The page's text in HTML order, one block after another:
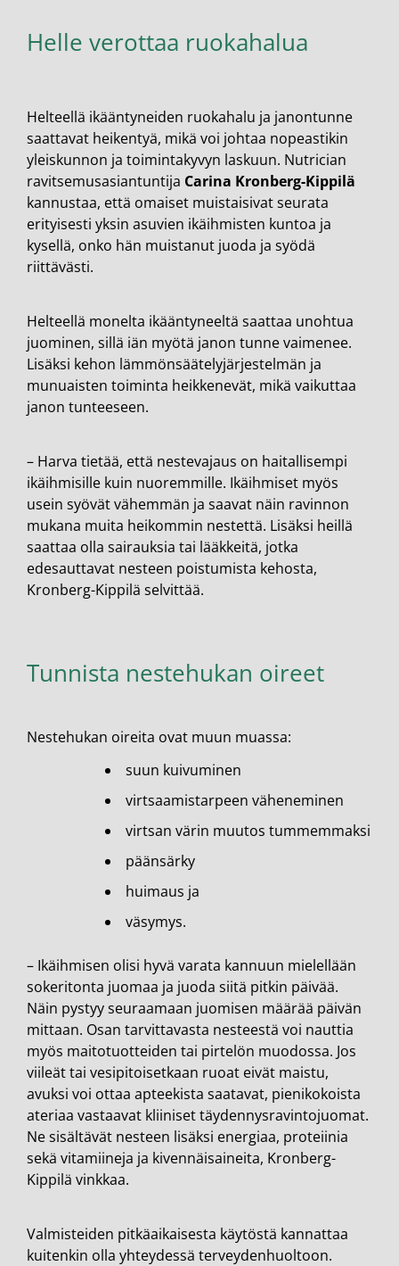
Helle verottaa ruokahalua
Helteellä ikääntyneiden ruokahalu ja janontunne
saattavat heikentyä, mikä voi johtaa nopeastikin
yleiskunnon ja toimintakyvyn laskuun. Nutrician
ravitsemusasiantuntija Carina Kronberg-Kippilä
kannustaa, että omaiset muistaisivat seurata
erityisesti yksin asuvien ikäihmisten kuntoa ja
kysellä, onko hän muistanut juoda ja syödä
riittävästi.
Helteellä monelta ikääntyneeltä saattaa unohtua
juominen, sillä iän myötä janon tunne vaimenee.
Lisäksi kehon lämmönsäätelyjärjestelmän ja
munuaisten toiminta heikkenevät, mikä vaikuttaa
janon tunteeseen.
– Harva tietää, että nestevajaus on haitallisempi
ikäihmisille kuin nuoremmille. Ikäihmiset myös
usein syövät vähemmän ja saavat näin ravinnon
mukana muita heikommin nestettä. Lisäksi heillä
saattaa olla sairauksia tai lääkkeitä, jotka
edesauttavat nesteen poistumista kehosta,
Kronberg-Kippilä selvittää.
Tunnista nestehukan oireet
Nestehukan oireita ovat muun muassa:
suun kuivuminen
virtsaamistarpeen väheneminen
virtsan värin muutos tummemmaksi
päänsärky
huimaus ja
väsymys.
– Ikäihmisen olisi hyvä varata kannuun mielellään
sokeritonta juomaa ja juoda siitä pitkin päivää.
Näin pystyy seuraamaan juomisen määrää päivän
mittaan. Osan tarvittavasta nesteestä voi nauttia
myös maitotuotteiden tai pirtelön muodossa. Jos
viileät tai vesipitoisetkaan ruoat eivät maistu,
avuksi voi ottaa apteekista saatavat, pienikokoista
ateriaa vastaavat kliiniset täydennysravintojuomat.
Ne sisältävät nesteen lisäksi energiaa, proteiinia
sekä vitamiineja ja kivennäisaineita, Kronberg-
Kippilä vinkkaa.
Valmisteiden pitkäaikaisesta käytöstä kannattaa
kuitenkin olla yhteydessä terveydenhuoltoon.